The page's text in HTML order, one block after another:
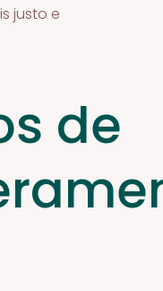
justo e
de